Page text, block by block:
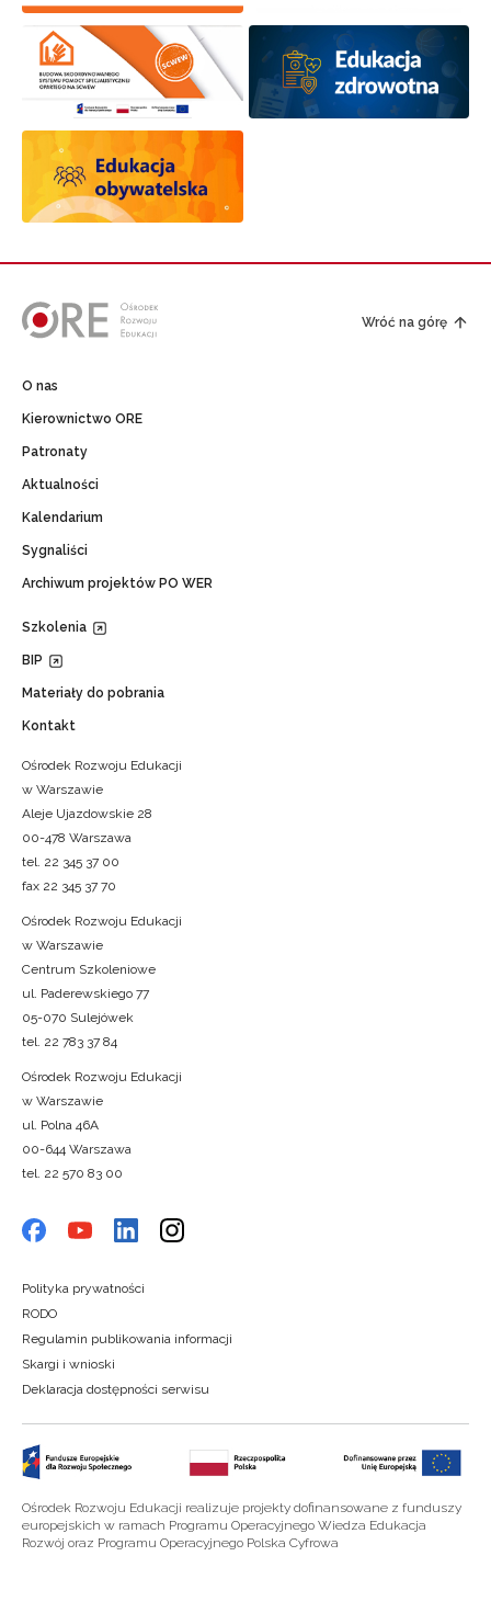
Wróć na górę
O nas
Kierownictwo ORE
Patronaty
Aktualności
Kalendarium
Sygnaliści
Archiwum projektów PO WER
Szkolenia
BIP
Materiały do pobrania
Kontakt
Ośrodek Rozwoju Edukacji
w Warszawie
Aleje Ujazdowskie 28
00-478 Warszawa
tel. 22 345 37 00
fax 22 345 37 70
Ośrodek Rozwoju Edukacji
w Warszawie
Centrum Szkoleniowe
ul. Paderewskiego 77
05-070 Sulejówek
tel. 22 783 37 84
Ośrodek Rozwoju Edukacji
w Warszawie
ul. Polna 46A
00-644 Warszawa
tel. 22 570 83 00
Polityka prywatności
RODO
Regulamin publikowania informacji
Skargi i wnioski
Deklaracja dostępności serwisu
Ośrodek Rozwoju Edukacji realizuje projekty dofinansowane z funduszy
europejskich w ramach Programu Operacyjnego Wiedza Edukacja
Rozwój oraz Programu Operacyjnego Polska Cyfrowa
Zapisuję się